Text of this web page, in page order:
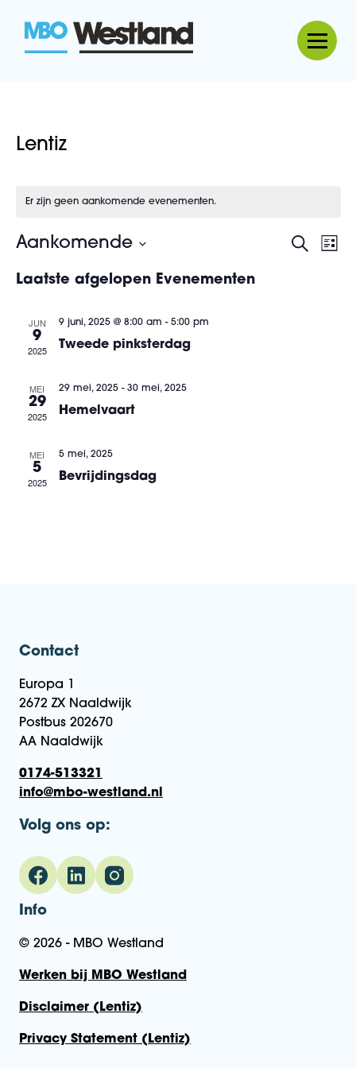
MBO Westland
Lentiz
Er zijn geen aankomende evenementen.
Zoeken
Lijst
Aankomende
een
Laatste afgelopen Evenementen
JUN
9
2025
9 juni, 2025 @ 8:00 am - 5:00 pm
Tweede pinksterdag
MEI
29
2025
29 mei, 2025- 30 mei, 2025
Hemelvaart
MEI
5
2025
5 mei, 2025
Bevrijdingsdag
Info
© 2026 - MBO Westland
Werken bij MBO Westland
Disclaimer (Lentiz)
Privacy Statement (Lentiz)
Contact
Europa 1
2672 ZX Naaldwijk
Postbus 202670
AA Naaldwijk
0174-513321
info@mbo-westland.nl
Volg ons op: